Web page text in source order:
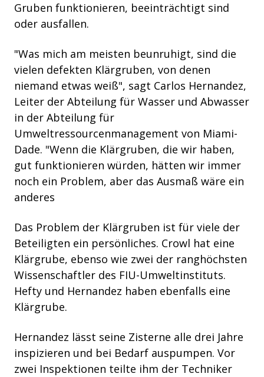
Gruben funktionieren, beeinträchtigt sind
oder ausfallen.
"Was mich am meisten beunruhigt, sind die
vielen defekten Klärgruben, von denen
niemand etwas weiß", sagt Carlos Hernandez,
Leiter der Abteilung für Wasser und Abwasser
in der Abteilung für
Umweltressourcenmanagement von Miami-
Dade. "Wenn die Klärgruben, die wir haben,
gut funktionieren würden, hätten wir immer
noch ein Problem, aber das Ausmaß wäre ein
anderes
Das Problem der Klärgruben ist für viele der
Beteiligten ein persönliches. Crowl hat eine
Klärgrube, ebenso wie zwei der ranghöchsten
Wissenschaftler des FIU-Umweltinstituts.
Hefty und Hernandez haben ebenfalls eine
Klärgrube.
Hernandez lässt seine Zisterne alle drei Jahre
inspizieren und bei Bedarf auspumpen. Vor
zwei Inspektionen teilte ihm der Techniker